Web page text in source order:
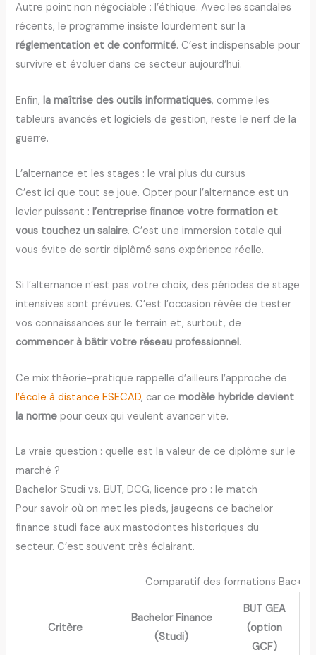
Autre point non négociable : l’éthique. Avec les scandales
récents, le programme insiste lourdement sur la
réglementation et de conformité. C’est indispensable pour
survivre et évoluer dans ce secteur aujourd’hui.
Enfin, la maîtrise des outils informatiques, comme les
tableurs avancés et logiciels de gestion, reste le nerf de la
guerre.
L’alternance et les stages : le vrai plus du cursus
C’est ici que tout se joue. Opter pour l’alternance est un
levier puissant :l’entreprise finance votre formation et
vous touchez un salaire. C’est une immersion totale qui
vous évite de sortir diplômé sans expérience réelle.
Si l’alternance n’est pas votre choix, des périodes de stage
intensives sont prévues. C’est l’occasion rêvée de tester
vos connaissances sur le terrain et, surtout, de
commencer à bâtir votre réseau professionnel.
Ce mix théorie-pratique rappelle d’ailleurs l’approche de
l’école à distance ESECAD, car cemodèle hybride devient
la norme pour ceux qui veulent avancer vite.
La vraie question : quelle est la valeur de ce diplôme sur le
marché ?
Bachelor Studi vs. BUT, DCG, licence pro : le match
Pour savoir où on met les pieds, jaugeons ce bachelor
finance studi face aux mastodontes historiques du
secteur. C’est souvent très éclairant.
Comparatif des formations Bac+3
Critère
Bachelor Finance
(Studi)
BUT GEA
(option
GCF)